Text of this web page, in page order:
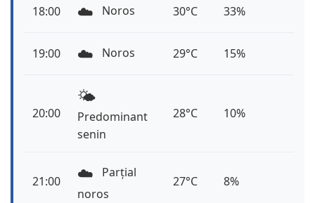
18:00 ☁️ Noros 30°C 33%
19:00 ☁️ Noros 29°C 15%
20:00
🌤️
Predominant
senin
28°C 10%
21:00 ☁️
Parțial
noros
27°C 8%